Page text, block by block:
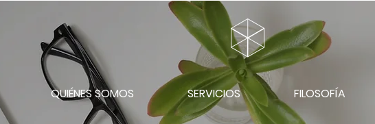
QUIÉNES SOMOS SERVICIOS FILOSOFÍA